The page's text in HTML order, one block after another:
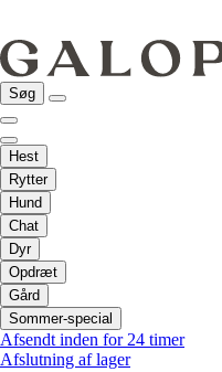
Søg
Hest
Rytter
Hund
Chat
Dyr
Opdræt
Gård
Sommer-special
Afsendt inden for 24 timer
Afslutning af lager